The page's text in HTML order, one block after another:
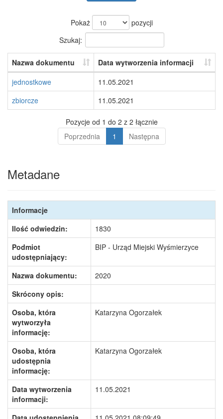
Pokaż
pozycji
Szukaj:
Nazwa dokumentu
Data wytworzenia informacji
jednostkowe
11.05.2021
zbiorcze
11.05.2021
Pozycje od 1 do 2 z 2 łącznie
Poprzednia
1 Następna
Metadane
Informacje
Ilość odwiedzin:
1830
Podmiot
udostępniający:
BIP - Urząd Miejski Wyśmierzyce
Nazwa dokumentu:
2020
Skrócony opis:
Osoba, która
wytworzyła
informację:
Katarzyna Ogorzałek
Osoba, która
udostępnia
informację:
Katarzyna Ogorzałek
Data wytworzenia
informacji:
11.05.2021